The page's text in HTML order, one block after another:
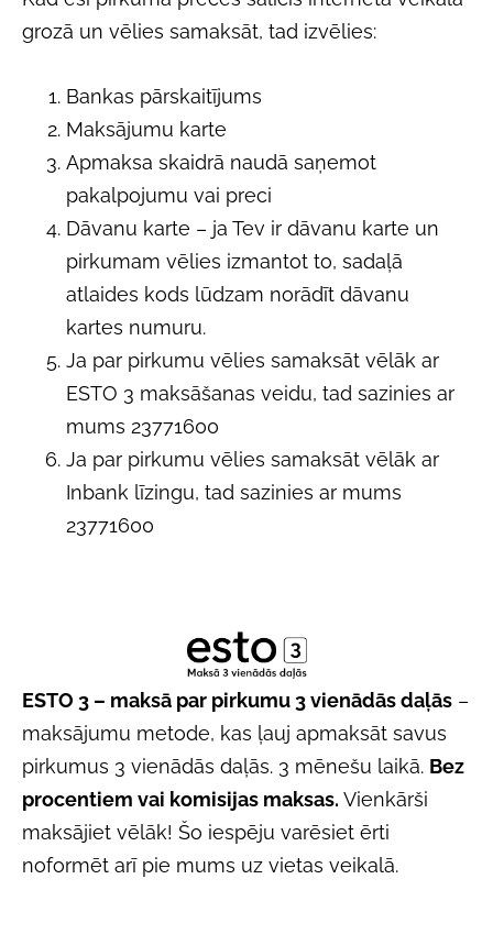
grozā un vēlies samaksāt, tad izvēlies:
Bankas pārskaitījums
Maksājumu karte
Apmaksa skaidrā naudā saņemot
pakalpojumu vai preci
Dāvanu karte – ja Tev ir dāvanu karte un
pirkumam vēlies izmantot to, sadaļā
atlaides kods lūdzam norādīt dāvanu
kartes numuru.
Ja par pirkumu vēlies samaksāt vēlāk ar
ESTO 3 maksāšanas veidu, tad sazinies ar
mums 23771600
Ja par pirkumu vēlies samaksāt vēlāk ar
Inbank līzingu, tad sazinies ar mums
23771600
ESTO 3 – maksā par pirkumu 3 vienādās daļās –
maksājumu metode, kas ļauj apmaksāt savus
pirkumus 3 vienādās daļās. 3 mēnešu laikā. Bez
procentiem vai komisijas maksas. Vienkārši
maksājiet vēlāk! Šo iespēju varēsiet ērti
noformēt arī pie mums uz vietas veikalā.